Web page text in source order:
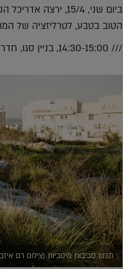
ביום שני, 15/4,
הטוב בטבע, לטרליזציה של
/// 14:30-15:00, בניין סגו, חדר 404.
תכנון סביבות מיטביות (צילום רם